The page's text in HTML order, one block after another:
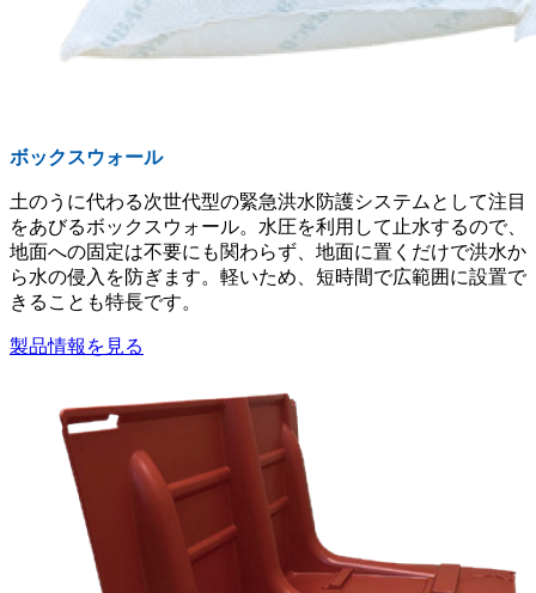
ボックスウォール
土のうに代わる次世代型の緊急洪水防護システムとして注目
をあびるボックスウォール。水圧を利用して止水するので、
地面への固定は不要にも関わらず、地面に置くだけで洪水か
ら水の侵入を防ぎます。軽いため、短時間で広範囲に設置で
きることも特長です。
製品情報を見る